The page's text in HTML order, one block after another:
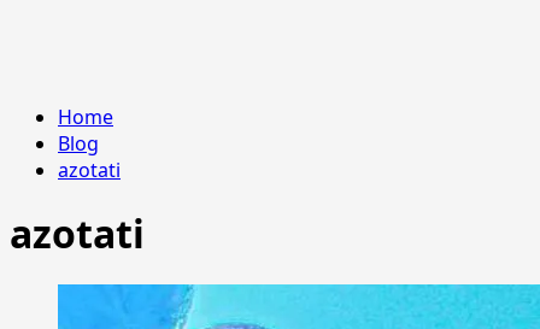
Home
Blog
azotati
azotati